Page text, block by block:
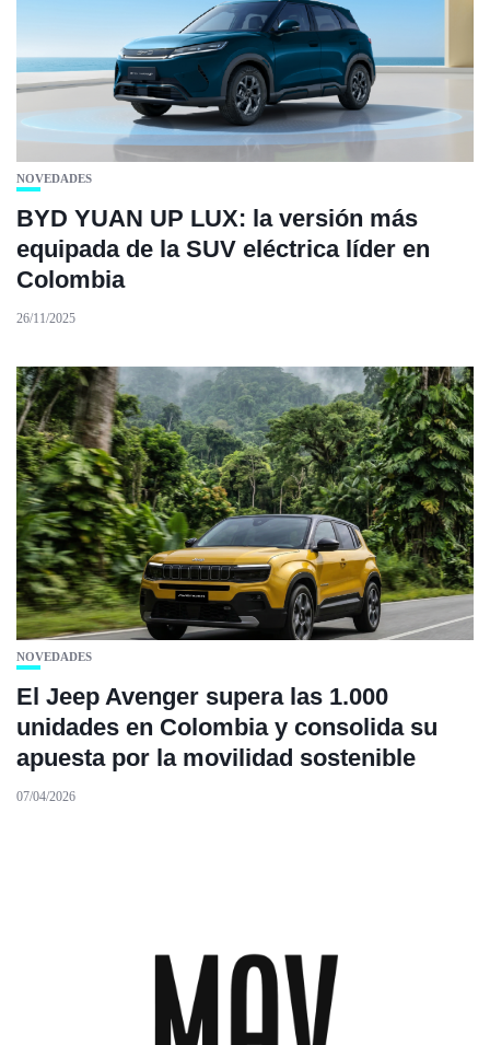
NOVEDADES
BYD YUAN UP LUX: la versión más
equipada de la SUV eléctrica líder en
Colombia
26/11/2025
NOVEDADES
El Jeep Avenger supera las 1.000
unidades en Colombia y consolida su
apuesta por la movilidad sostenible
07/04/2026